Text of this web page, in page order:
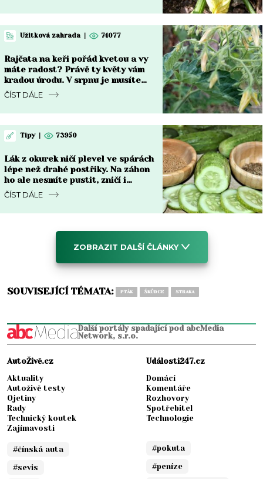
Užitková zahrada | 74077
Rajčata na keři pořád kvetou a vy
máte radost? Právě ty květy vám
kradou úrodu. V srpnu je musíte
zastavit
ČÍST DÁLE
Tipy | 73950
Lák z okurek ničí plevel ve spárách
lépe než drahé postřiky. Na záhon
ho ale nesmíte pustit, zničí i
kořeny
ČÍST DÁLE
ZOBRAZIT DALŠÍ ČLÁNKY
SOUVISEJÍCÍ TÉMATA: PTÁK ŠKŮDCE STRAKA
Další portály spadající pod abcMedia
Network, s.r.o.
AutoŽivě.cz
Aktuality
Autoživě testy
Ojetiny
Rady
Technický koutek
Zajímavosti
#čínská auta
#sevis
Události247.cz
Domácí
Komentáře
Rozhovory
Spotřebitel
Technologie
#pokuta
#peníze